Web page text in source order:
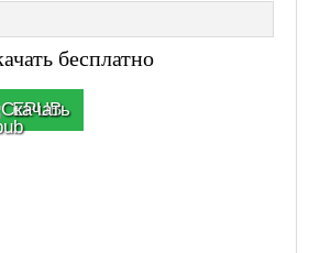
бесплатно
EPUB